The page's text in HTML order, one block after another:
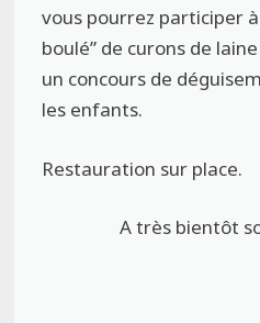
vous pourrez participer
boulé” de curons de
un concours de
les enfants.
Restauration sur place.
A très bientôt